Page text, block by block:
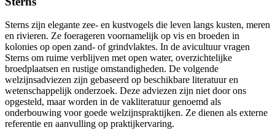
Sterns zijn elegante zee- en kustvogels die leven langs kusten, meren
en rivieren. Ze foerageren voornamelijk op vis en broeden in
kolonies op open zand- of grindvlaktes. In de avicultuur vragen
Sterns om ruime verblijven met open water, overzichtelijke
broedplaatsen en rustige omstandigheden. De volgende
welzijnsadviezen zijn gebaseerd op beschikbare literatuur en
wetenschappelijk onderzoek. Deze adviezen zijn niet door ons
opgesteld, maar worden in de vakliteratuur genoemd als
onderbouwing voor goede welzijnspraktijken. Ze dienen als externe
referentie en aanvulling op praktijkervaring.